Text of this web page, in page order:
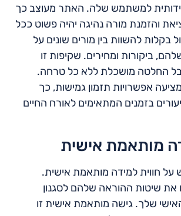
למשתמש שלה. האתר מעוצב כך
והזמנת מורה נהיגה יהיה פשוט ככל
להשוות בין מורים שונים על
ביקורות ומחירים. שקיפות זו
החלטה מושכלת ללא כל טרחה.
אפשרויות תזמון גמישות, כך
בזמנים המתאימים לאורח החיים
מותאמת אישית
על חווית למידה מותאמת אישית.
את שיטות ההוראה שלהם לסגנון
שלך. גישה מותאמת אישית זו